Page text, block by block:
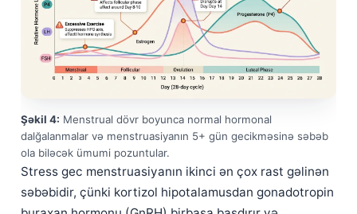
Şəkil 4: Menstrual dövr boyunca normal hormonal
dalğalanmalar və menstruasiyanın 5+ gün gecikməsinə səbəb
ola biləcək ümumi pozuntular.
Stress gec menstruasiyanın ikinci ən çox rast gəlinən
səbəbidir, çünki kortizol hipotalamusdan gonadotropin